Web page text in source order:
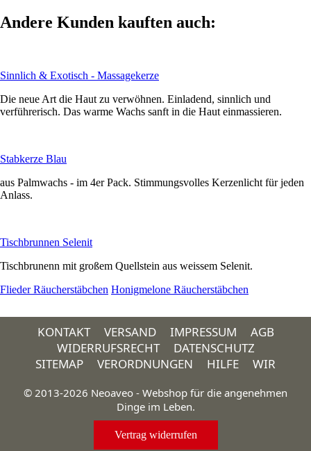
Andere Kunden kauften auch:
Sinnlich & Exotisch - Massagekerze
Die neue Art die Haut zu verwöhnen. Einladend, sinnlich und
verführerisch. Das warme Wachs sanft in die Haut einmassieren.
Stabkerze Blau
aus Palmwachs - im 4er Pack. Stimmungsvolles Kerzenlicht für jeden
Anlass.
Tischbrunnen Selenit
Tischbrunenn mit großem Quellstein aus weissem Selenit.
Flieder Räucherstäbchen Honigmelone Räucherstäbchen
KONTAKT VERSAND IMPRESSUM
AGB
WIDERRUFSRECHT
DATENSCHUTZ
SITEMAP
VERORDNUNGEN HILFE WIR
© 2013-2026 Neoaveo - Webshop für die angenehmen
Dinge im Leben.
Vertrag widerrufen